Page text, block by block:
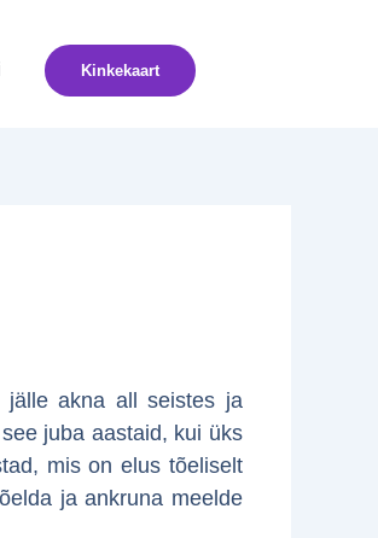
Kinkekaart
jälle akna all seistes ja
juba aastaid, kui üks
mis on elus tõeliselt
ja ankruna meelde